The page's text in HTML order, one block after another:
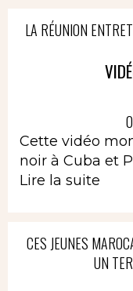
LA RÉUNION
Cette vidéo
noir à Cuba et
Lire la suite
CES JEUNES
UN